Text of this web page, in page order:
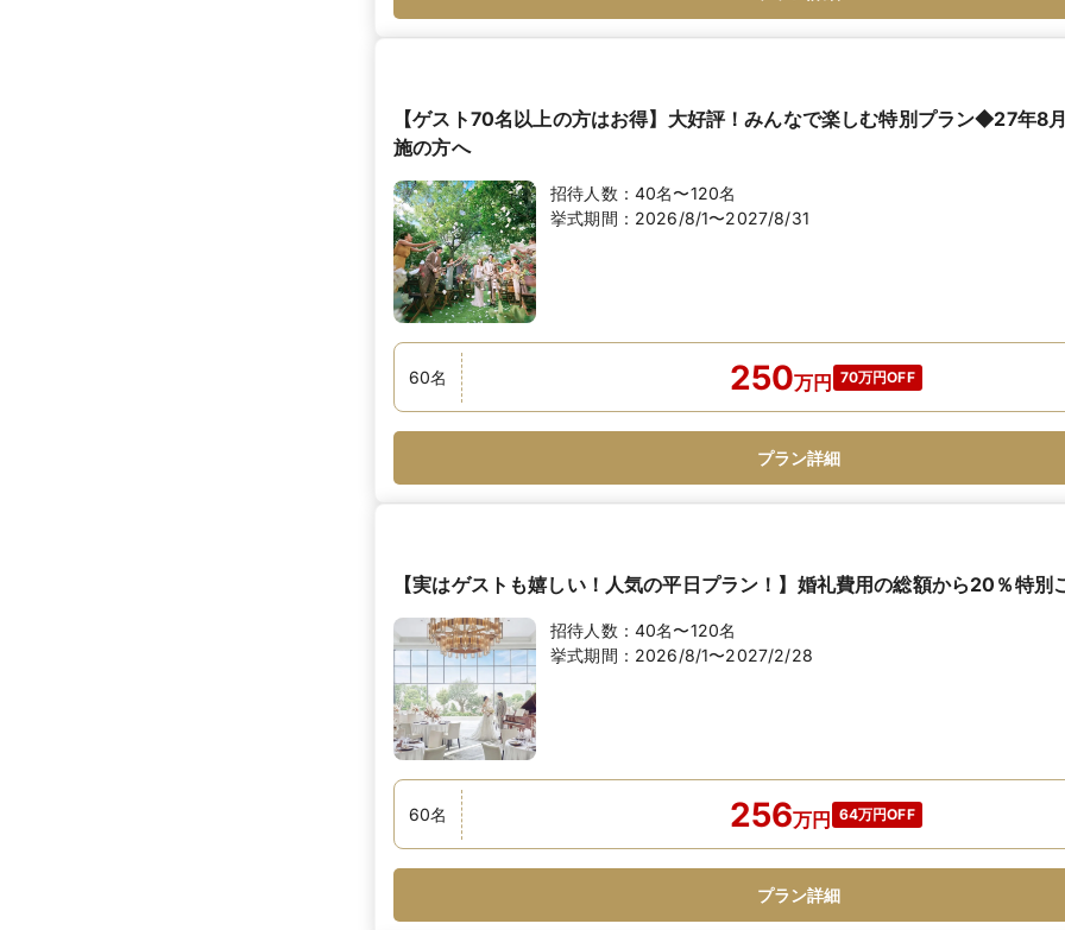
【ゲスト70名以上の方はお得】大好評！みんなで楽しむ特別プラン◆27年8
施の方へ
招待人数： 40名〜120名
挙式期間： 2026/8/1〜2027/8/31
60名 250万円 70万円OFF
プラン詳細
【実はゲストも嬉しい！人気の平日プラン！】婚礼費用の総額から20％特別
招待人数： 40名〜120名
挙式期間： 2026/8/1〜2027/2/28
60名 256万円 64万円OFF
プラン詳細